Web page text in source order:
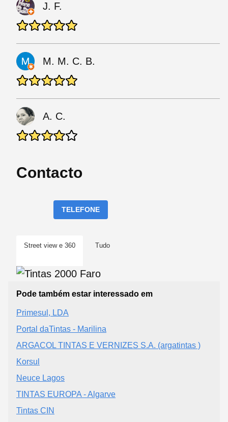
J. F.
M. M. C. B.
A. C.
Contacto
TELEFONE
Street view e 360 Tudo
Pode também estar interessado em
Primesul, LDA
Portal daTintas - Marilina
ARGACOL TINTAS E VERNIZES S.A. (argatintas )
Korsul
Neuce Lagos
TINTAS EUROPA - Algarve
Tintas CIN